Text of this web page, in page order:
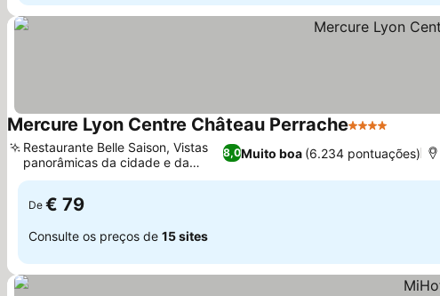
Mercure Lyon Centre Château Perrache4 Estrelas
8,0Muito boa (6.234 pontuações)
Restaurante Belle Saison, Vistas
panorâmicas da cidade e da
basílica
De € 79
Consulte os preços de 15 sites